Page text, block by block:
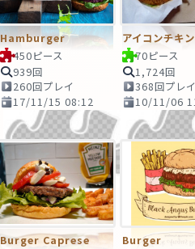
Hamburger
450ピース
939回
260回プレイ
17/11/15 08:12
70ピース
1,724回
368回プレイ
10/11/06
Burger Caprese
Burger